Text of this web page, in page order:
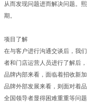
从而发现问题进而解决问题。
期。
项目了解
在与客户进行沟通交谈后，我
者和门店运营人员进行了解后
品牌内部来看，面临着招收新
品牌外部发展来看，则面对着
全国领导者显得困难重重等问题